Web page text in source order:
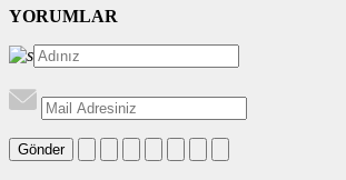
YORUMLAR
Gönder